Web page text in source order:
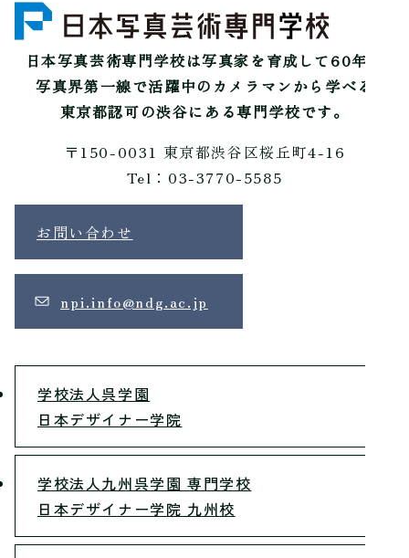
日本写真芸術専門学校は写真家を育成して60年。
写真界第一線で活躍中のカメラマンから学べる
東京都認可の渋谷にある専門学校です。
〒150-0031 東京都渋谷区桜丘町4-16
Tel：03-3770-5585
お問い合わせ
npi.info@ndg.ac.jp
学校法人呉学園
日本デザイナー学院
学校法人九州呉学園 専門学校
日本デザイナー学院 九州校